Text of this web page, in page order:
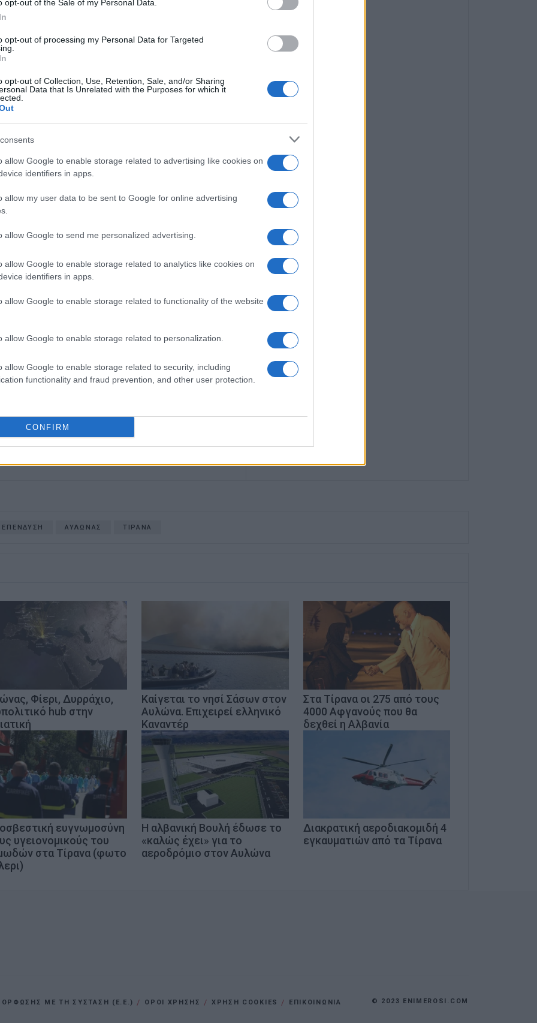
opt-out of the Sale of my Personal Data.
opt-out of processing my Personal Data for Targeted
opt-out of Collection, Use, Retention, Sale, and/or Sharing
Data that Is Unrelated with the Purposes for which it
allow Google to enable storage related to advertising like cookies on
identifiers in apps.
allow my user data to be sent to Google for online advertising
allow Google to send me personalized advertising.
allow Google to enable storage related to analytics like cookies on
identifiers in apps.
allow Google to enable storage related to functionality of the website
allow Google to enable storage related to personalization.
allow Google to enable storage related to security, including
functionality and fraud prevention, and other user protection.
CONFIRM
συμβολίζει».
Στη Μήλο, στην Πάρο και στα Χανιά έχουν
υπερτουρισμού και μεγάλες τουριστικές
τη Μαγιόρκα και τα Κανάρια Νησιά, χιλιάδες
πόλεων και των νησιών τους σε τουριστικά
μεγάλη ώστε επιβλήθηκε ακόμη και τέλος
από το Γκεζί Παρκ έως περιβαλλοντικές
γύρω από την ανάπτυξη και τη χρήση του χώρου
οικεία. Τα ίδια ερωτήματα επανέρχονται
τόπος, ποιος αποφασίζει γι’ αυτές, ποια είναι
και πού βρίσκεται η ισορροπία ανάμεσα στην
και ηλεκτρονικός. Δημοσιογραφεί από τις
1980. Έχει συνεργαστεί με σχεδόν όλες τις
Διετέλεσε πρόεδρος του Συνδέσμου Ημερησίων
τον οποίον υπηρέτησε και από τη θέση
δ.σ. επί οκτώ χρόνια. Πιστεύει πως η
δημοσιογράφου στην ενημέρωση είναι το
και στην επικοινωνία η έντιμη και
ΕΠΕΝΔΥΣΗ ΑΥΛΩΝΑΣ ΤΙΡΑΝΑ
Φίερι, Δυρράχιο,
hub στην
Καίγεται το νησί Σάσων στον
Αυλώνα. Επιχειρεί ελληνικό
Καναντέρ
Στα Τίρανα οι 275 από τους
4000 Αφγανούς που θα
δεχθεί η Αλβανία
ευγνωμοσύνη
υγειονομικούς του
στα Τίρανα (φωτο
Η αλβανική Βουλή έδωσε το
«καλώς έχει» για το
αεροδρόμιο στον Αυλώνα
Διακρατική αεροδιακομιδή 4
εγκαυματιών από τα Τίρανα
ΜΕ ΤΗ ΣΥΣΤΑΣΗ (Ε.Ε.) ΌΡΟΙ ΧΡΗΣΗΣ ΧΡΗΣΗ COOKIES ΕΠΙΚΟΙΝΩΝΙΑ © 2023 ENIMEROSI.COM